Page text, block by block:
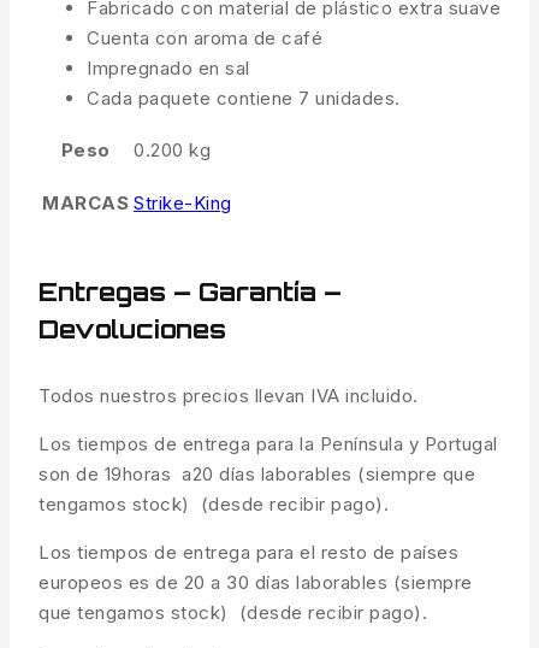
Fabricado con material de plástico extra suave
Cuenta con aroma de café
Impregnado en sal
Cada paquete contiene 7 unidades.
Peso 0.200 kg
MARCAS Strike-King
Entregas – Garantía –
Devoluciones
Todos nuestros precios llevan IVA incluido.
Los tiempos de entrega para la Península y Portugal
son de 19horas a20 días laborables (siempre que
tengamos stock) (desde recibir pago).
Los tiempos de entrega para el resto de países
europeos es de 20 a 30 días laborables (siempre
que tengamos stock) (desde recibir pago).